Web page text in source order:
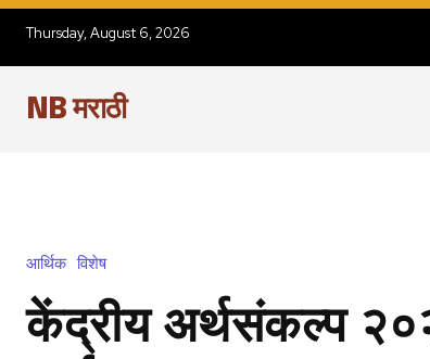
Thursday, August 6, 2026
NB मराठी
आर्थिक विशेष
केंद्रीय अर्थसंकल्प